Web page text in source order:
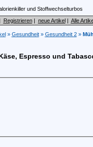
Registrieren| neue Artikel| Alle
» Gesundheit» Gesundheit 2»
Espresso und